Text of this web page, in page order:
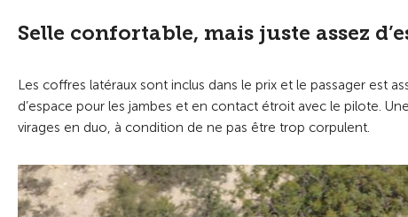
Selle confortable, mais juste assez
Les coffres latéraux sont inclus dans le prix et le passager est
d’espace pour les jambes et en contact étroit avec le pilote.
virages en duo, à condition de ne pas être trop corpulent.